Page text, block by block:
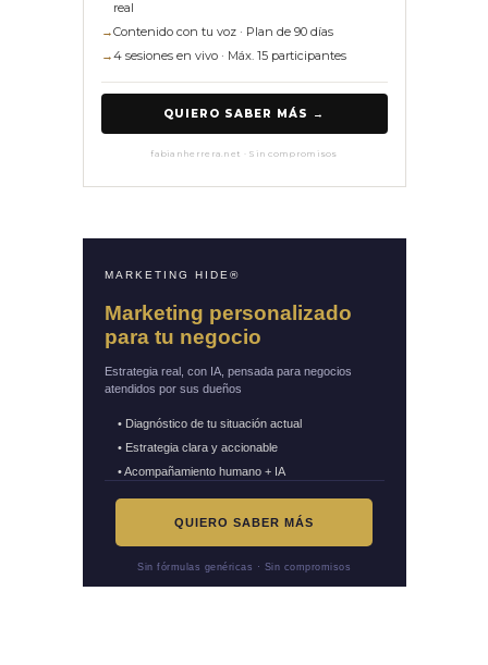
real
→Contenido con tu voz · Plan de 90 días
→4 sesiones en vivo · Máx. 15 participantes
QUIERO SABER MÁS →
fabianherrera.net · Sin compromisos
MARKETING HIDE®
Marketing personalizado
para tu negocio
Estrategia real, con IA, pensada para negocios
atendidos por sus dueños
• Diagnóstico de tu situación actual
• Estrategia clara y accionable
• Acompañamiento humano + IA
QUIERO SABER MÁS
Sin fórmulas genéricas · Sin compromisos